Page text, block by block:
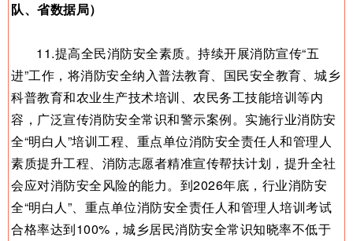
队、省数据局）
11.提高全民消防安全素质。持续开展消防宣传“五
进”工作，将消防安全纳入普法教育、国民安全教育、城乡
科普教育和农业生产技术培训、农民务工技能培训等内
容，广泛宣传消防安全常识和警示案例。实施行业消防安
全“明白人”培训工程、重点单位消防安全责任人和管理人
素质提升工程、消防志愿者精准宣传帮扶计划，提升全社
会应对消防安全风险的能力。到2026年底，行业消防安
全“明白人”、重点单位消防安全责任人和管理人培训考试
合格率达到100%，城乡居民消防安全常识知晓率不低于